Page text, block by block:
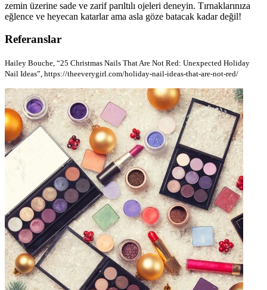
zemin üzerine sade ve zarif parıltılı ojeleri deneyin. Tırnaklarınıza
eğlence ve heyecan katarlar ama asla göze batacak kadar değil!
Referanslar
Hailey Bouche, “25 Christmas Nails That Are Not Red: Unexpected Holiday
Nail Ideas”, https://theeverygirl.com/holiday-nail-ideas-that-are-not-red/